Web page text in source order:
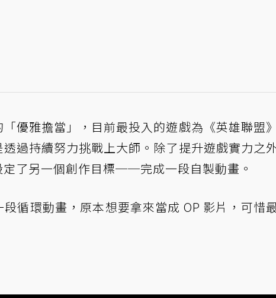
優雅擔當」，目前最投入的遊戲為《英雄聯盟
過持續努力挑戰上大師。除了提升遊戲實力之
了另一個創作目標──完成一段自製動畫。
循環動畫，原本想要拿來當成 OP 影片，可惜